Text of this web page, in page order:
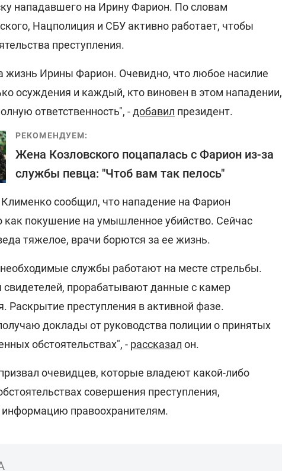
нападавшего на Ирину Фарион. По словам
Нацполиция и СБУ активно работает, чтобы
преступления.
жизнь Ирины Фарион. Очевидно, что любое насилие
осуждения и каждый, кто виновен в этом нападении,
ответственность", -добавил президент.
РЕКОМЕНДУЕМ:
Жена Козловского поцапалась с Фарион из-за
службы певца: "Чтоб вам так пелось"
сообщил, что нападение на Фарион
как покушение на умышленное убийство. Сейчас
тяжелое, врачи борются за ее жизнь.
службы работают на месте стрельбы.
прорабатывают данные с камер
Раскрытие преступления в активной фазе.
доклады от руководства полиции о принятых
обстоятельствах", - рассказал он.
очевидцев, которые владеют какой-либо
совершения преступления,
информацию правоохранителям.